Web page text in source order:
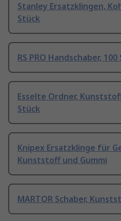
Stanley Ersatzklingen,
Stück
RS PRO Handschaber,
Esselte Ordner,
Stück
Knipex Ersatzklinge für
Kunststoff und Gummi
MARTOR Schaber,